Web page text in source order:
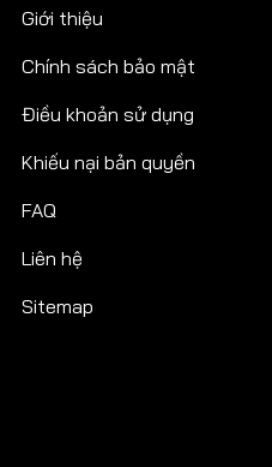
Giới thiệu
Chính sách bảo mật
Điều khoản sử dụng
Khiếu nại bản quyền
FAQ
Liên hệ
Sitemap